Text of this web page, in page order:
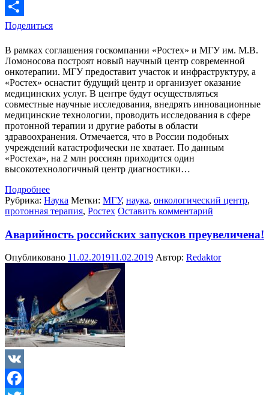
Odnoklassniki
Поделиться
В рамках соглашения госкомпании «Ростех» и МГУ им. М.В.
Ломоносова построят новый научный центр современной
онкотерапии. МГУ предоставит участок и инфраструктуру, а
«Ростех» оснастит будущий центр и организует оказание
медицинских услуг. В центре будут осуществляться
совместные научные исследования, внедрять инновационные
медицинские технологии, проводить исследования в сфере
протонной терапии и другие работы в области
здравоохранения. Отмечается, что в России подобных
учреждений катастрофически не хватает. По данным
«Ростеха», на 2 млн россиян приходится один
высокотехнологичный центр диагностики…
Подробнее
Рубрика: Наука Метки: МГУ, наука, онкологический центр,
протонная терапия, Ростех Оставить комментарий
Аварийность российских запусков преувеличена!
Опубликовано 11.02.201911.02.2019 Автор: Redaktor
VK